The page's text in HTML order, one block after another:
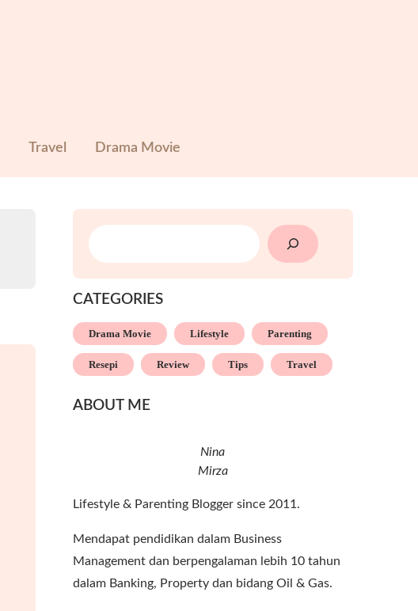
Travel Drama Movie
SEARCH
CATEGORIES
Drama Movie Lifestyle Parenting
Resepi Review Tips Travel
ABOUT ME
Nina
Mirza
Lifestyle & Parenting Blogger since 2011.
Mendapat pendidikan dalam Business
Management dan berpengalaman lebih 10 tahun
dalam Banking, Property dan bidang Oil & Gas.